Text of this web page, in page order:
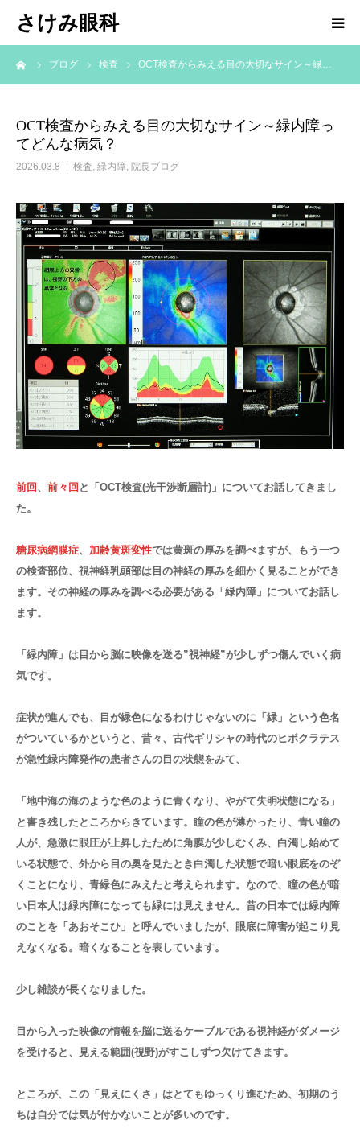
さけみ眼科
ブログ 検査 OCT検査からみえる目の大切なサイン～緑…
OCT検査からみえる目の大切なサイン～緑内障っ
てどんな病気？
2026.03.8 検査, 緑内障, 院長ブログ
前回 、 前々回 と「OCT検査(光干渉断層計)」についてお話してきまし
た。
糖尿病網膜症、 加齢黄斑変性では黄斑の厚みを調べますが、もう一つ
の検査部位、視神経乳頭部は目の神経の厚みを細かく見ることができ
ます。その神経の厚みを調べる必要がある「緑内障」についてお話し
ます。
「緑内障」は目から脳に映像を送る”視神経”が少しずつ傷んでいく病
気です。
症状が進んでも、目が緑色になるわけじゃないのに「緑」という色名
がついているかというと、昔々、古代ギリシャの時代のヒポクラテス
が急性緑内障発作の患者さんの目の状態をみて、
「地中海の海のような色のように青くなり、やがて失明状態になる」
と書き残したところからきています。瞳の色が薄かったり、青い瞳の
人が、急激に眼圧が上昇したために角膜が少しむくみ、白濁し始めて
いる状態で、外から目の奥を見たとき白濁した状態で暗い眼底をのぞ
くことになり、青緑色にみえたと考えられます。なので、瞳の色が暗
い日本人は緑内障になっても緑には見えません。昔の日本では緑内障
のことを「あおそこひ」と呼んでいましたが、眼底に障害が起こり見
えなくなる。暗くなることを表しています。
少し雑談が長くなりました。
目から入った映像の情報を脳に送るケーブルである視神経がダメージ
を受けると、見える範囲(視野)がすこしずつ欠けてきます。
ところが、この「見えにくさ」はとてもゆっくり進むため、初期のう
ちは自分では気が付かないことが多いのです。
ホーム
診療科目
アクセス
お知らせ
院長ブログ
求人情報